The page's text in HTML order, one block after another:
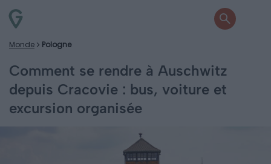
Monde Pologne
Comment se rendre à Auschwitz
depuis Cracovie : bus, voiture et
excursion organisée